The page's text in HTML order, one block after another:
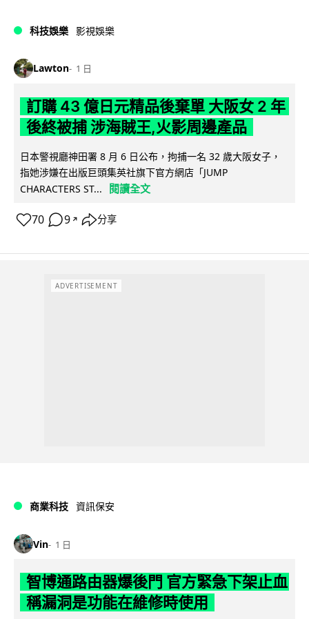
科技娛樂 影視娛樂
Lawton 1 日
訂購 43 億日元精品後棄單 大阪女 2 年
後終被捕 涉海賊王,火影周邊產品
日本警視廳神田署 8 月 6 日公布，拘捕一名 32 歲大阪女子，
指她涉嫌在出版巨頭集英社旗下官方網店「JUMP
CHARACTERS ST...
閱讀全文
70 9 ↗ 分享
ADVERTISEMENT
商業科技 資訊保安
Vin 1 日
智博通路由器爆後門 官方緊急下架止血
稱漏洞是功能在維修時使用